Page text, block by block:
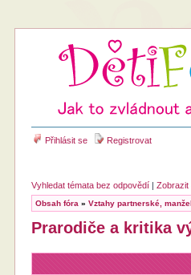
Přihlásit se Registrovat
Vyhledat témata bez odpovědí |Zobrazit
Obsah fóra »Vztahy partnerské,
Prarodiče a kritika